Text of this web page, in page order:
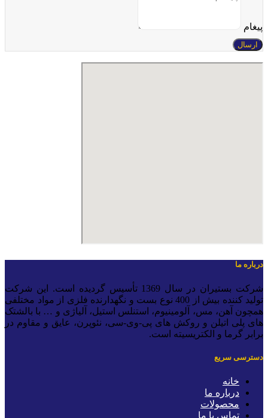
ارسال
ما
شرکت بستیران در سال 1369 تأسیس گردیده است. این شرکت
تولید کننده بیش از 400 نوع بست و نگهدارنده فلزی از مواد مختلفی
آهن، مس، آلومینیوم، استنلس استیل، آلیاژی و … با بالشتک
پلی اتیلن و روکش های پی-وی-سی، نئوپرن، عایق و مقاوم در
گرما و الکتریسیته است.
سریع
خانه
درباره ما
محصولات
تماس با ما